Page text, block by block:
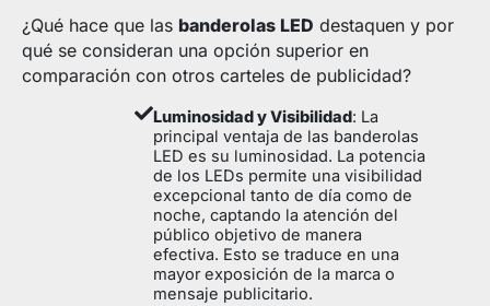
¿Qué hace que las banderolas LED destaquen y por
qué se consideran una opción superior en
comparación con otros carteles de publicidad?
Luminosidad y Visibilidad: La
principal ventaja de las banderolas
LED es su luminosidad. La potencia
de los LEDs permite una visibilidad
excepcional tanto de día como de
noche, captando la atención del
público objetivo de manera
efectiva. Esto se traduce en una
mayor exposición de la marca o
mensaje publicitario.